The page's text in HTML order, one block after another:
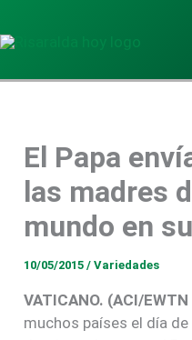
al
El Papa
las madres
mundo en
10/05/2015/Variedades
VATICANO. (ACI/
muchos países el día